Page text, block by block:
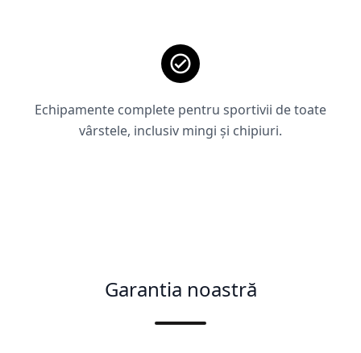
Echipamente complete pentru sportivii de toate
vârstele, inclusiv mingi și chipiuri.
Garantia noastră